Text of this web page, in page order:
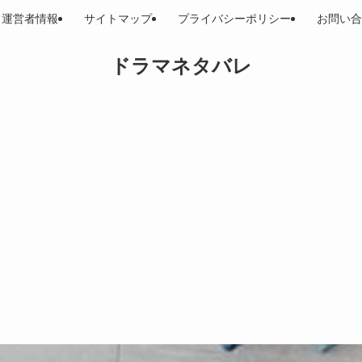
ドラマネタバレ
運営者情報 サイトマップ プライバシーポリシー お問い